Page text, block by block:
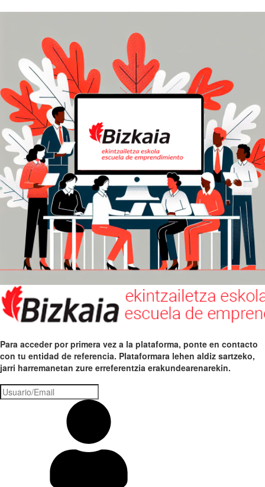
Para acceder por primera vez a la plataforma, ponte en contacto
con tu entidad de referencia. Plataformara lehen aldiz sartzeko,
jarri harremanetan zure erreferentzia erakundearenarekin.